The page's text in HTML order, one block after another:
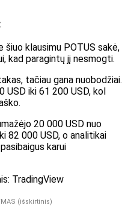
šiuo klausimu POTUS sakė,
kad paragintų jį nesmogti.
tačiau gana nuobodžiai.
USD iki 61 200 USD, kol
20 000 USD nuo
82 000 USD, o analitikai
karui
TradingView
(išskirtinis)